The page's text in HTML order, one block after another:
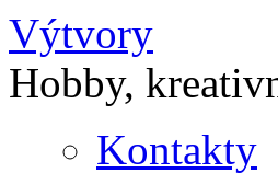
Výtvory
Hobby,
Kontakty